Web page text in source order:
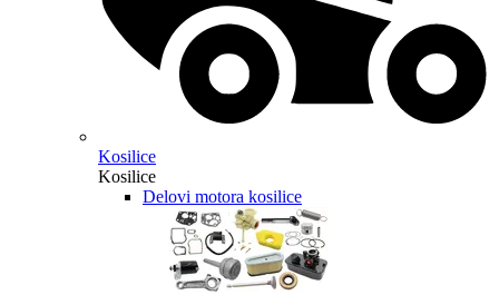
Kosilice
Kosilice
Delovi motora kosilice